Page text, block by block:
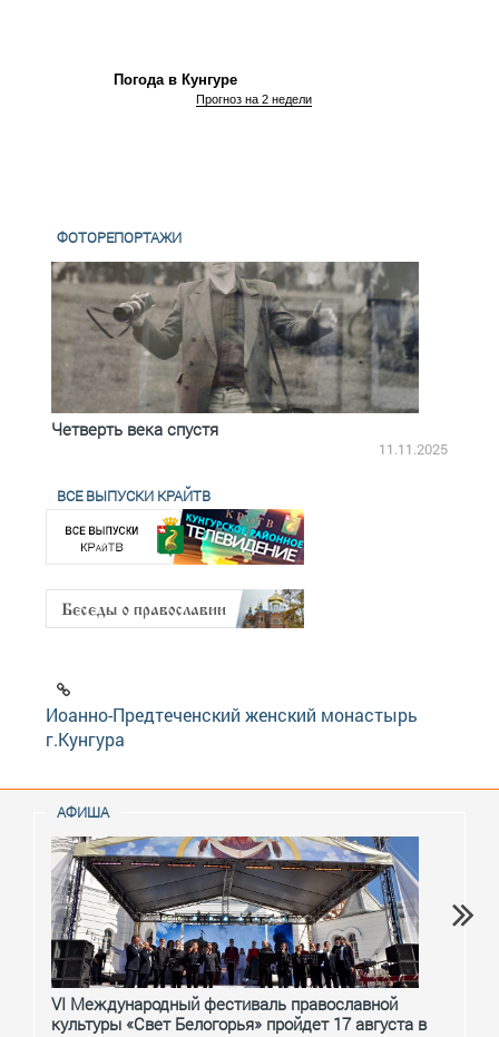
Погода в Кунгуре
Прогноз на 2 недели
ФОТОРЕПОРТАЖИ
Четверть века спустя
11.11.2025
ВСЕ ВЫПУСКИ КРАЙТВ
Иоанно-Предтеченский женский монастырь
г.Кунгура
АФИША
VI Международный фестиваль православной
культуры «Свет Белогорья» пройдет 17 августа в